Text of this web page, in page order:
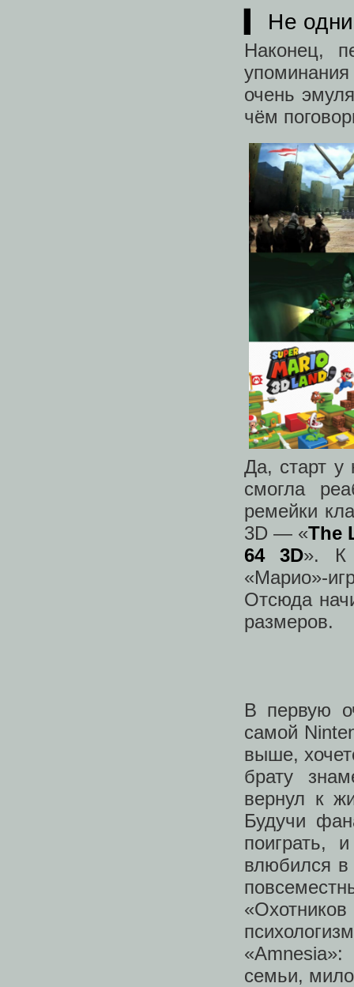
▍ Не
Наконец,
очень
чём
Да, старт у
смогла
ремейки
3D — «The
64 3D». К
«Марио»-
Отсюда
размеров.
В первую
самой
выше,
брату
вернул к
Будучи
поиграть,
влюбился
семьи,